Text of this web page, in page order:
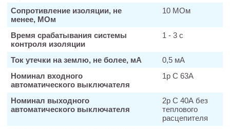
Сопротивление изоляции, не
менее, МОм
10 МОм
Время срабатывания системы
контроля изоляции
1 - 3 с
Ток утечки на землю, не более, мА
0,5 мА
Номинал входного
автоматического выключателя
1р С 63А
Номинал выходного
автоматического выключателя
2р С 40А без
теплового
расцепителя